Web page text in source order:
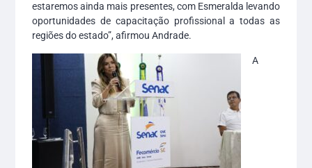
estaremos ainda mais presentes, com Esmeralda levando
oportunidades de capacitação profissional a todas as
regiões do estado”, afirmou Andrade.
A